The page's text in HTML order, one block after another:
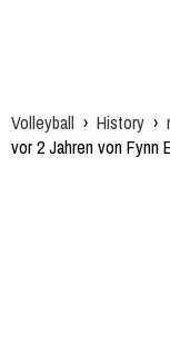
Volleyball › History ›
vor 2 Jahren von Fynn